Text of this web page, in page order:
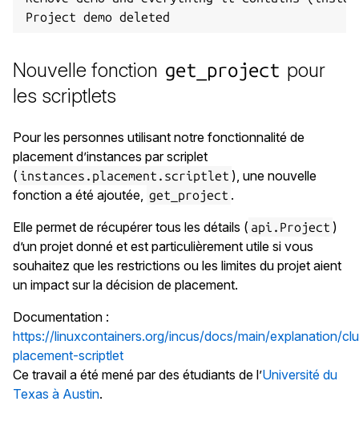
Nouvelle fonction get_project pour
les scriptlets
Pour les personnes utilisant notre fonctionnalité de
placement d’instances par scriplet
( instances.placement.scriptlet ), une nouvelle
fonction a été ajoutée, get_project .
Elle permet de récupérer tous les détails ( api.Project )
d’un projet donné et est particulièrement utile si vous
souhaitez que les restrictions ou les limites du projet aient
un impact sur la décision de placement.
Documentation :
https://linuxcontainers.org/incus/docs/main/explanation/
placement-scriptlet
Ce travail a été mené par des étudiants de l’Université du
Texas à Austin.